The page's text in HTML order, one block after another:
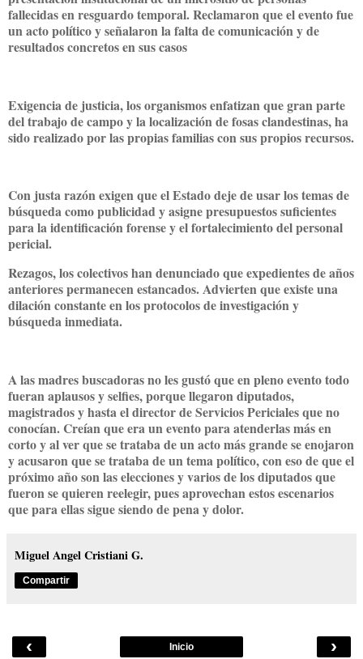
fallecidas en resguardo temporal. Reclamaron que el evento fue
un acto político y señalaron la falta de comunicación y de
resultados concretos en sus casos
Exigencia de justicia, los organismos enfatizan que gran parte
del trabajo de campo y la localización de fosas clandestinas, ha
sido realizado por las propias familias con sus propios recursos.
Con justa razón exigen que el Estado deje de usar los temas de
búsqueda como publicidad y asigne presupuestos suficientes
para la identificación forense y el fortalecimiento del personal
pericial.
Rezagos, los colectivos han denunciado que expedientes de años
anteriores permanecen estancados. Advierten que existe una
dilación constante en los protocolos de investigación y
búsqueda inmediata.
A las madres buscadoras no les gustó que en pleno evento todo
fueran aplausos y selfies, porque llegaron diputados,
magistrados y hasta el director de Servicios Periciales que no
conocían. Creían que era un evento para atenderlas más en
corto y al ver que se trataba de un acto más grande se enojaron
y acusaron que se trataba de un tema político, con eso de que el
próximo año son las elecciones y varios de los diputados que
fueron se quieren reelegir, pues aprovechan estos escenarios
que para ellas sigue siendo de pena y dolor.
Miguel Angel Cristiani G.
Compartir
‹ ›
Inicio